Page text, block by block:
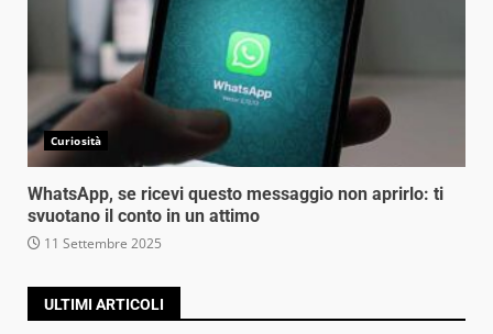
Curiosità
WhatsApp, se ricevi questo messaggio non aprirlo: ti
svuotano il conto in un attimo
11 Settembre 2025
ULTIMI ARTICOLI